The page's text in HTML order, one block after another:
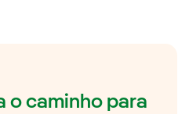
o caminho para